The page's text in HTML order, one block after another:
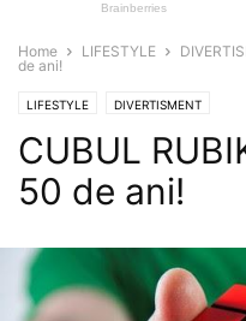
Home LIFESTYLE
de ani!
LIFESTYLE DIVERTISMENT
CUBUL
50 de ani!